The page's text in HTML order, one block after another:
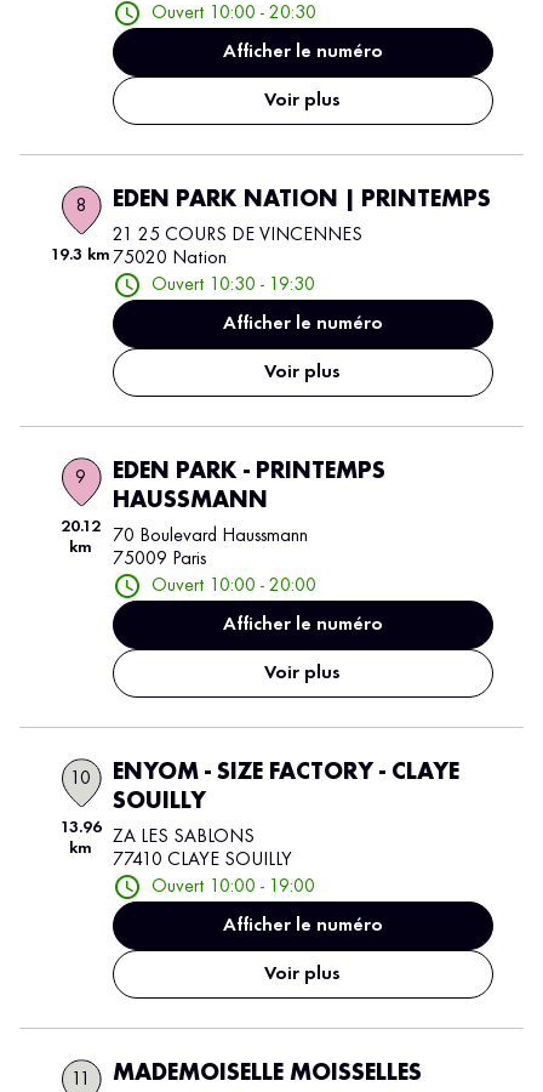
Ouvert 10:00 - 20:30
Afficher le numéro
Voir plus
8
19.3 km
EDEN PARK NATION | PRINTEMPS
21 25 COURS DE VINCENNES
75020 Nation
Ouvert 10:30 - 19:30
Afficher le numéro
Voir plus
9
20.12
km
EDEN PARK - PRINTEMPS
HAUSSMANN
70 Boulevard Haussmann
75009 Paris
Ouvert 10:00 - 20:00
Afficher le numéro
Voir plus
10
13.96
km
ENYOM - SIZE FACTORY - CLAYE
SOUILLY
ZA LES SABLONS
77410 CLAYE SOUILLY
Ouvert 10:00 - 19:00
Afficher le numéro
Voir plus
MADEMOISELLE MOISSELLES